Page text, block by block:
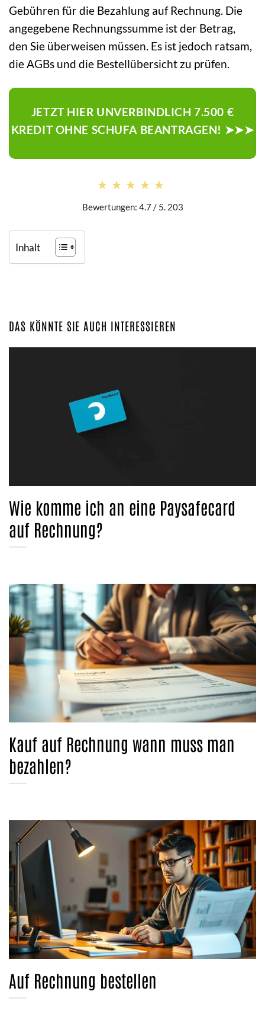
Gebühren für die Bezahlung auf Rechnung. Die
angegebene Rechnungssumme ist der Betrag,
den Sie überweisen müssen. Es ist jedoch ratsam,
die AGBs und die Bestellübersicht zu prüfen.
JETZT HIER UNVERBINDLICH 7.500 €
KREDIT OHNE SCHUFA BEANTRAGEN! ➤➤➤
★★★★★
★★★★★
Bewertungen: 4.7 / 5. 203
Inhalt
DAS KÖNNTE SIE AUCH INTERESSIEREN
Wie komme ich an eine Paysafecard
auf Rechnung?
Kauf auf Rechnung wann muss man
bezahlen?
Auf Rechnung bestellen